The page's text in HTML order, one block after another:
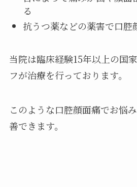
る
抗うつ薬などの薬害で口腔
当院は臨床経験15年以上の国
フが治療を行っております。
このような口腔顔面痛でお悩
善できます。